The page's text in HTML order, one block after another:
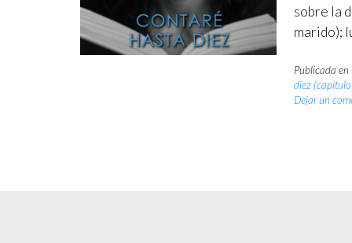
sobre la
marido);
Publicada en
diez
Dejar un